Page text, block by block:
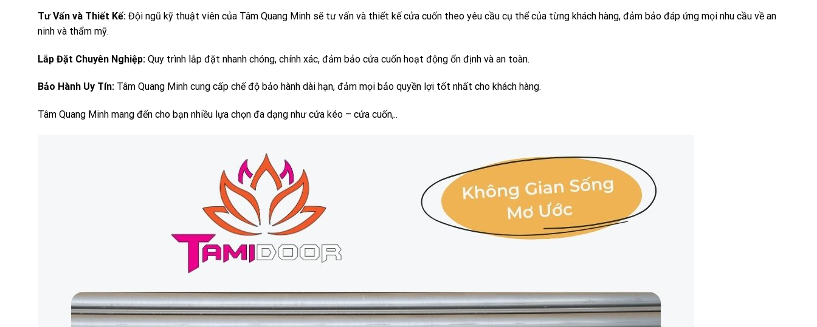
Tư Vấn và Thiết Kế: Đội ngũ kỹ thuật viên của Tâm Quang Minh sẽ tư vấn và thiết kế cửa cuốn theo yêu cầu cụ thể của từng khách hàng, đảm bảo đáp ứng mọi nhu cầu về an
ninh và thẩm mỹ.
Lắp Đặt Chuyên Nghiệp: Quy trình lắp đặt nhanh chóng, chính xác, đảm bảo cửa cuốn hoạt động ổn định và an toàn.
Bảo Hành Uy Tín: Tâm Quang Minh cung cấp chế độ bảo hành dài hạn, đảm mọi bảo quyền lợi tốt nhất cho khách hàng.
Tâm Quang Minh mang đến cho bạn nhiều lựa chọn đa dạng như cửa kéo – cửa cuốn,..